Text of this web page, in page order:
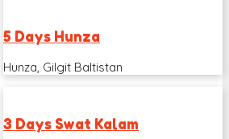
5 Days Hunza
Hunza, Gilgit Baltistan
3 Days Swat Kalam